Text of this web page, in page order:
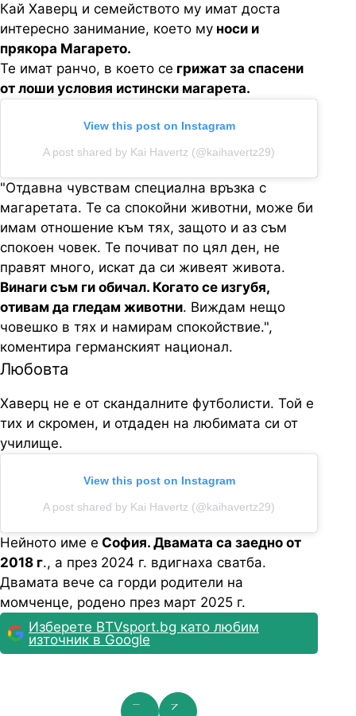
Кай Хаверц и семейството му имат доста
интересно занимание, което му носи и
прякора Магарето.
Те имат ранчо, в което се грижат за спасени
от лоши условия истински магарета.
View this post on Instagram
A post shared by Kai Havertz (@kaihavertz29)
"Отдавна чувствам специална връзка с
магаретата. Те са спокойни животни, може би
имам отношение към тях, защото и аз съм
спокоен човек. Те почиват по цял ден, не
правят много, искат да си живеят живота.
Винаги съм ги обичал. Когато се изгубя,
отивам да гледам животни. Виждам нещо
човешко в тях и намирам спокойствие.",
коментира германският национал.
Любовта
Хаверц не е от скандалните футболисти. Той е
тих и скромен, и отдаден на любимата си от
училище.
View this post on Instagram
A post shared by Kai Havertz (@kaihavertz29)
Нейното име е София. Двамата са заедно от
2018 г., а през 2024 г. вдигнаха сватба.
Двамата вече са горди родители на
момченце, родено през март 2025 г.
Изберете BTVsport.bg като любим
източник в Google